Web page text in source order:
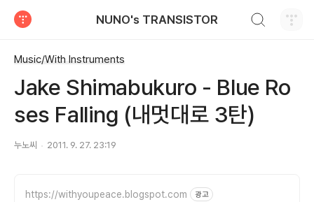
NUNO's TRANSISTOR
Music/With Instruments
Jake Shimabukuro - Blue Ro
ses Falling (내멋대로 3탄)
누노씨 2011. 9. 27. 23:19
https://withyoupeace.blogspot.com 광고